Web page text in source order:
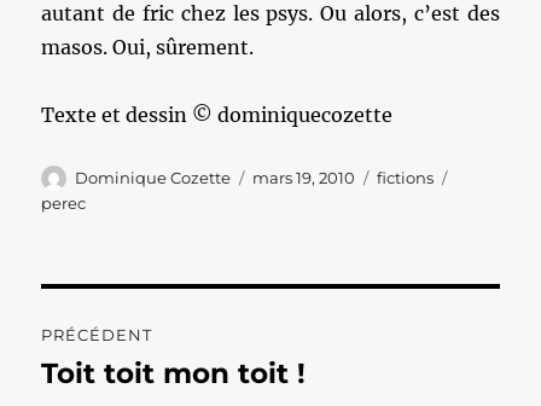
autant de fric chez les psys. Ou alors, c’est des
masos. Oui, sûrement.
Texte et dessin © dominiquecozette
Auteur
Dominique Cozette
Publié
mars 19, 2010 Catégories
fictions
perec
de
PRÉCÉDENT
Publication
Toit toit mon toit !